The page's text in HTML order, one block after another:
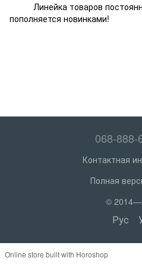
Линейка товаров
пополняется новинками!
068-888-
Контактная
Полная
©
Рус
Online store built with Horoshop